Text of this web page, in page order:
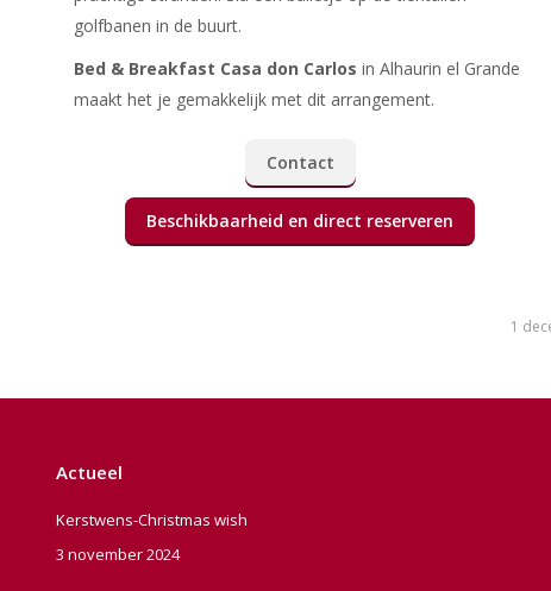
golfbanen in de buurt.
Bed & Breakfast Casa don Carlos in Alhaurin el Grande
maakt het je gemakkelijk met dit arrangement.
Contact
Beschikbaarheid en direct reserveren
1
Actueel
Kerstwens-Christmas wish
3 november 2024